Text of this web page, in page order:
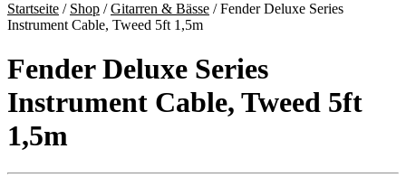
Startseite / Shop /Gitarren & Bässe /Fender Deluxe Series
Instrument Cable, Tweed 5ft 1,5m
Fender Deluxe Series
Instrument Cable, Tweed 5ft
1,5m